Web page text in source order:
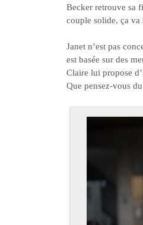
Becker retrouve sa
couple solide, ça va
Janet n’est pas
est basée sur des
Claire lui propose
Que pensez-vous